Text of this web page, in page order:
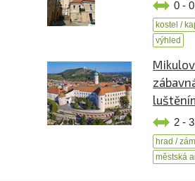
0 -
kostel /
výhled
2 -
hrad /
městská